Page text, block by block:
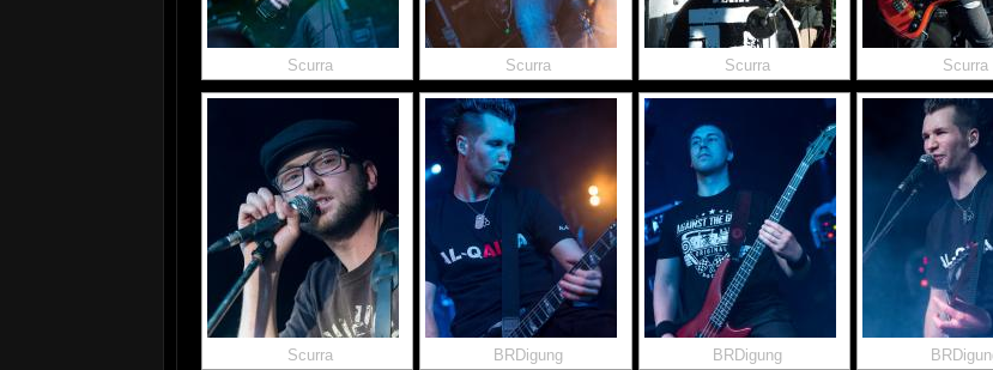
Scurra Scurra Scurra Scurra
Scurra BRDigung BRDigung